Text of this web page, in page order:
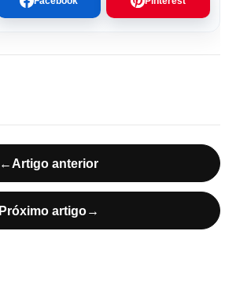
← Artigo anterior
Próximo artigo→